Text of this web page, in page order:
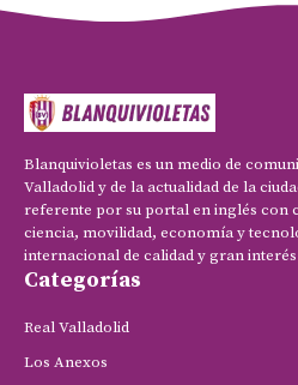
Blanquivioletas es un medio de
Valladolid y de la actualidad de la
referente por su portal en inglés con
ciencia, movilidad, economía y
internacional de calidad y gran
Categorías
Real Valladolid
Los Anexos